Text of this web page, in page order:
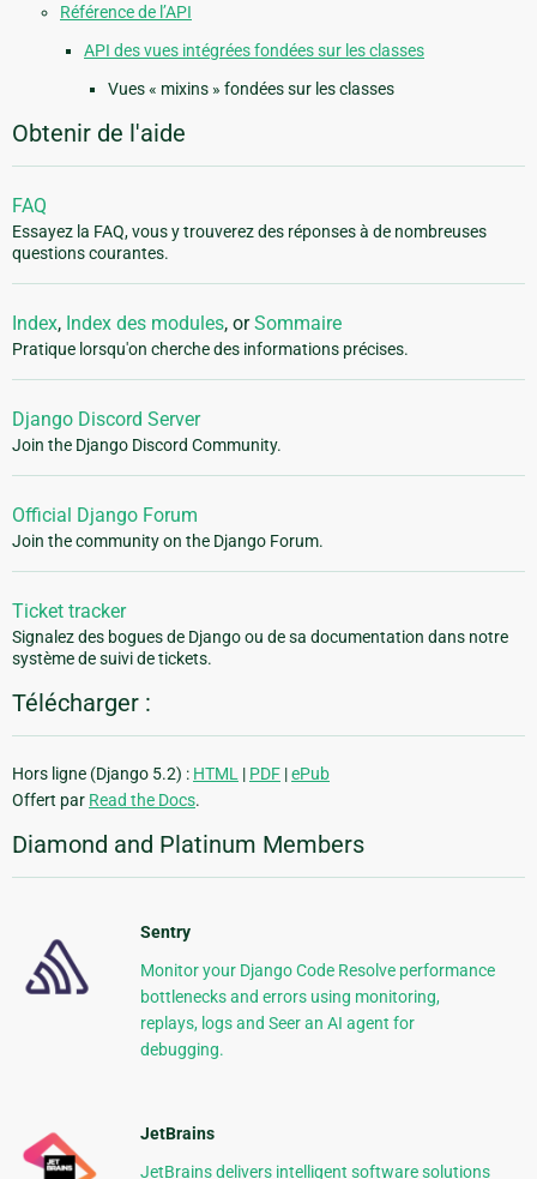
Référence de l’API
API des vues intégrées fondées sur les classes
Vues « mixins » fondées sur les classes
Obtenir de l'aide
FAQ
Essayez la FAQ, vous y trouverez des réponses à de nombreuses
questions courantes.
Index, Index des modules, orSommaire
Pratique lorsqu'on cherche des informations précises.
Django Discord Server
Join the Django Discord Community.
Official Django Forum
Join the community on the Django Forum.
Ticket tracker
Signalez des bogues de Django ou de sa documentation dans notre
système de suivi de tickets.
Télécharger :
Hors ligne (Django 5.2) : HTML | PDF |ePub
Offert par Read the Docs.
Diamond and Platinum Members
Sentry
Monitor your Django Code Resolve performance
bottlenecks and errors using monitoring,
replays, logs and Seer an AI agent for
debugging.
JetBrains
JetBrains delivers intelligent software solutions